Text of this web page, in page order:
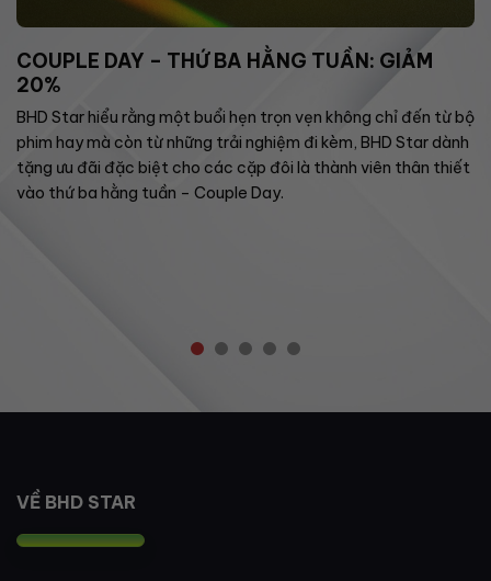
COUPLE DAY – THỨ BA HẰNG TUẦN: GIẢM
20%
BHD Star hiểu rằng một buổi hẹn trọn vẹn không chỉ đến từ bộ
phim hay mà còn từ những trải nghiệm đi kèm, BHD Star dành
tặng ưu đãi đặc biệt cho các cặp đôi là thành viên thân thiết
vào thứ ba hằng tuần – Couple Day.
VỀ BHD STAR